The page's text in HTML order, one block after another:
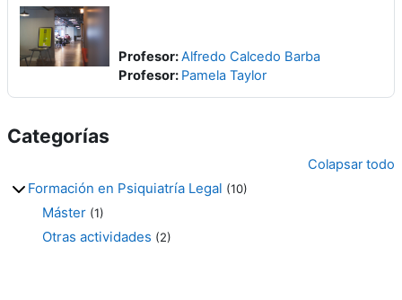
Profesor:Alfredo Calcedo Barba
Profesor: Pamela Taylor
Categorías
Colapsar todo
Formación en Psiquiatría Legal (10)
Máster (1)
Otras actividades (2)